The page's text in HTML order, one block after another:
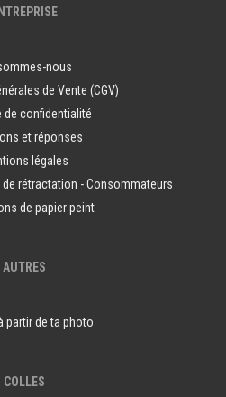
nous
de Vente (CGV)
de confidentialité
et réponses
légales
rétractation - Consommateurs
de papier peint
AUTRES
partir de ta photo
COLLES